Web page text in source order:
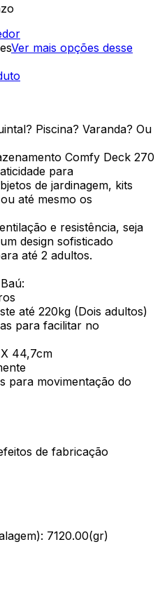
Ver mais opções desse
Piscina? Varanda? Ou
Comfy Deck 270
para
de jardinagem, kits
até mesmo os
e resistência, seja
design sofisticado
até 2 adultos.
até 220kg (Dois adultos)
para facilitar no
X 44,7cm
para movimentação do
de fabricação
7120.00(gr)